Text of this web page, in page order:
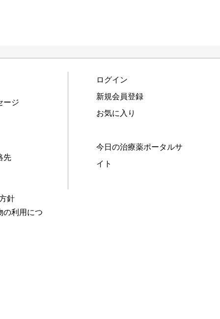
ージ
先
針
の利用につ
ログイン
新規会員登録
お気に入り
今日の治療薬ポータルサ
イト